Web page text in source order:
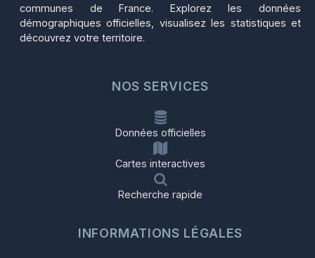
communes de France. Explorez les données
démographiques officielles, visualisez les statistiques et
découvrez votre territoire.
NOS SERVICES
Données officielles
Cartes interactives
Recherche rapide
INFORMATIONS LÉGALES